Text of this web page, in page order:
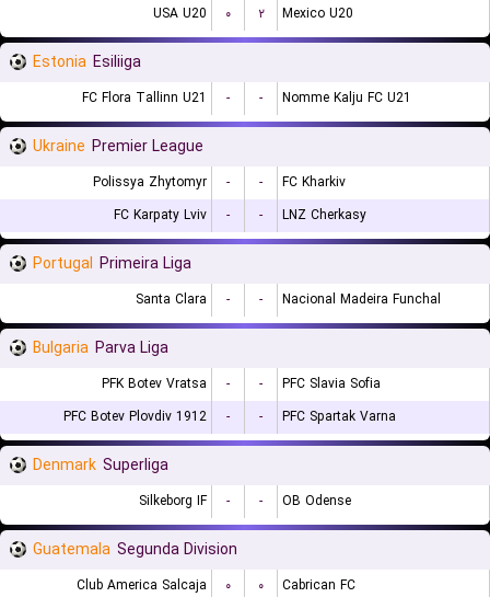
USA U20 ۰ ۲ Mexico U20
Estonia Esiliiga
FC Flora Tallinn U21 - - Nomme Kalju FC U21
Ukraine Premier League
Polissya Zhytomyr - -
FC Kharkiv
FC Karpaty Lviv
- - LNZ Cherkasy
Portugal Primeira Liga
Santa Clara - - Nacional Madeira Funchal
Bulgaria Parva Liga
PFK Botev Vratsa - -
PFC Slavia Sofia
PFC Botev Plovdiv 1912
- - PFC Spartak Varna
Denmark Superliga
Silkeborg IF - - OB Odense
Guatemala Segunda Division
Club America Salcaja ۰ ۰ Cabrican FC